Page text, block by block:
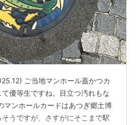
ご当地マンホール蓋かつカ
優等生ですね。目立つ汚れもな
マンホールカードはあつぎ郷土博
うですが、さすがにそこまで駅